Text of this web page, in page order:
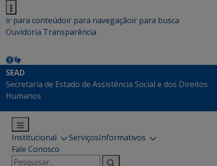
ir para conteúdoir para navegaçãoir para busca
Ouvidoria Transparência
SEAD
Secretaria de Estado de Assistência Social e dos Direitos
Humanos
Institucional ServiçosInformativos
Fale Conosco
Pesquisar